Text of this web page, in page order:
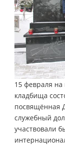
15 февраля на
кладбища
посвящённая
служебный
участвовали